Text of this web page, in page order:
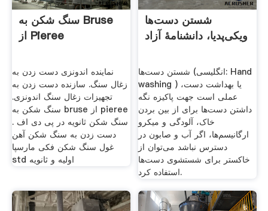
سنگ شکن به Bruse
از Pieree
نماینده اندونزی دست زدن به
زغال سنگ. سازنده دست زدن به
تجهیزات زغال سنگ اندونزی.
سنگ شکن به bruse از pieree
. سنگ شکن ثانویه در پی دی اف
دست زدن به سنگ شکن آهن
غول سنگ شکن فکی مارسپا
std اولیه و ثانویه
شستن دست‌ها
ویکی‌پدیا، دانشنامهٔ آزاد
شستن دست‌ها (انگلیسی: Hand
washing ‎) یا بهداشت دست،
عملی است جهت پاکیزه نگه
داشتن دست‌ها برای از بین بردن
خاک، آلودگی و میکرو
ارگانیسم‌ها، اگر آب و صابون در
دسترس نباشد می‌توان از
خاکستر برای شستشوی دست‌ها
استفاده کرد.